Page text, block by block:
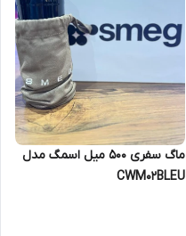
ماگ سفری 500 میل اسمگ مدل
CWM02BLEU